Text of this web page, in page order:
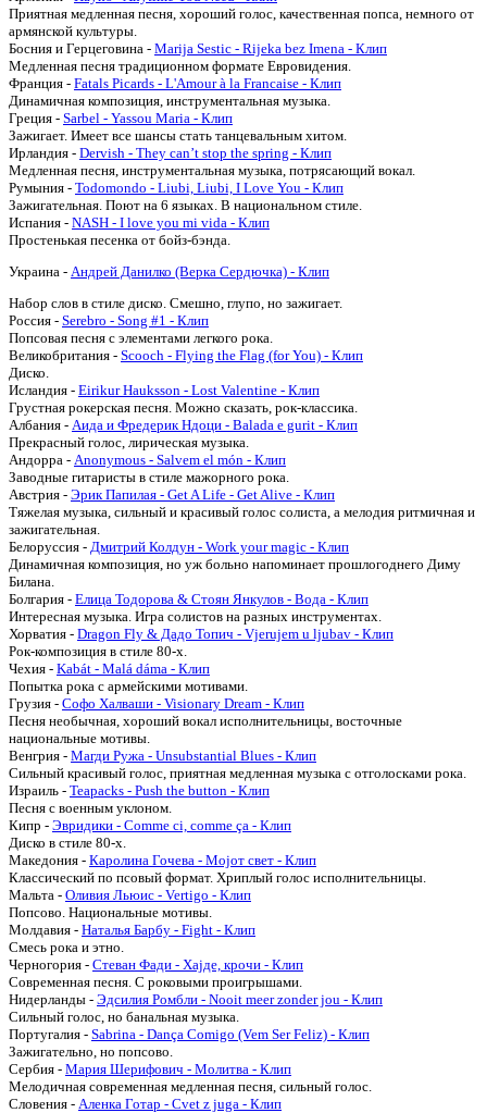
Приятная медленная песня, хороший голос, качественная попса, немного от
армянской культуры.
Босния и Герцеговина - Marija Sestic - Rijeka bez Imena - Клип
Медленная песня традиционном формате Евровидения.
Франция - Fatals Picards - L'Amour à la Francaise - Клип
Динамичная композиция, инструментальная музыка.
Греция - Sarbel - Yassou Maria - Клип
Зажигает. Имеет все шансы стать танцевальным хитом.
Ирландия - Dervish - They can’t stop the spring - Клип
Медленная песня, инструментальная музыка, потрясающий вокал.
Румыния - Todomondo - Liubi, Liubi, I Love You - Клип
Зажигательная. Поют на 6 языках. В национальном стиле.
Испания - NASH - I love you mi vida - Клип
Простенькая песенка от бойз-бэнда.
Украина - Андрей Данилко (Верка Сердючка) - Клип
Набор слов в стиле диско. Смешно, глупо, но зажигает.
Россия - Serebro - Song #1 - Клип
Попсовая песня с элементами легкого рока.
Великобритания - Scooch - Flying the Flag (for You) - Клип
Диско.
Исландия - Eirikur Hauksson - Lost Valentine - Клип
Грустная рокерская песня. Можно сказать, рок-классика.
Албания - Аида и Фредерик Ндоци - Balada e gurit - Клип
Прекрасный голос, лирическая музыка.
Андорра - Anonymous - Salvem el món - Клип
Заводные гитаристы в стиле мажорного рока.
Австрия - Эрик Папилая - Get A Life - Get Alive - Клип
Тяжелая музыка, сильный и красивый голос солиста, а мелодия ритмичная и
зажигательная.
Белоруссия - Дмитрий Колдун - Work your magic - Клип
Динамичная композиция, но уж больно напоминает прошлогоднего Диму
Билана.
Болгария - Елица Тодорова & Стоян Янкулов - Водa - Клип
Интересная музыка. Игра солистов на разных инструментах.
Хорватия - Dragon Fly & Дaдо Топич - Vjerujem u ljubav - Клип
Рок-композиция в стиле 80-х.
Чехия - Kabát - Malá dáma - Клип
Попытка рока с армейскими мотивами.
Грузия - Софо Халваши - Visionary Dream - Клип
Песня необычная, хороший вокал исполнительницы, восточные
национальные мотивы.
Венгрия - Магди Ружа - Unsubstantial Blues - Клип
Сильный красивый голос, приятная медленная музыка с отголосками рока.
Израиль - Teapacks - Push the button - Клип
Песня с военным уклоном.
Кипр - Эвридики - Comme ci, comme ça - Клип
Диско в стиле 80-х.
Македония - Каролина Гочева - Мојот свет - Клип
Классический по псовый формат. Хриплый голос исполнительницы.
Мальта - Оливия Льюис - Vertigo - Клип
Попсово. Национальные мотивы.
Молдавия - Наталья Барбу - Fight - Клип
Смесь рока и этно.
Черногория - Стеван Фади - Хајде, крочи - Клип
Современная песня. С роковыми проигрышами.
Нидерланды - Эдсилия Ромбли - Nooit meer zonder jou - Клип
Сильный голос, но банальная музыка.
Португалия - Sabrina - Dança Comigo (Vem Ser Feliz) - Клип
Зажигательно, но попсово.
Сербия - Мария Шерифович - Молитва - Клип
Мелодичная современная медленная песня, сильный голос.
Словения - Аленка Готар - Cvet z juga - Клип